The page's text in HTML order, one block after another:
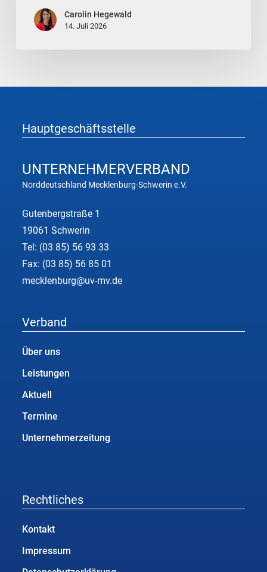
Kryptowährungen
Carolin Hegewald
14. Juli 2026
Hauptgeschäftsstelle
UNTERNEHMERVERBAND
Norddeutschland Mecklenburg-Schwerin e.V.
Gutenbergstraße 1
19061 Schwerin
Tel: (03 85) 56 93 33
Fax: (03 85) 56 85 01
mecklenburg@uv-mv.de
Verband
Über uns
Leistungen
Aktuell
Termine
Unternehmerzeitung
Rechtliches
Kontakt
Impressum